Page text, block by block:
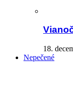
18.
Nepečené